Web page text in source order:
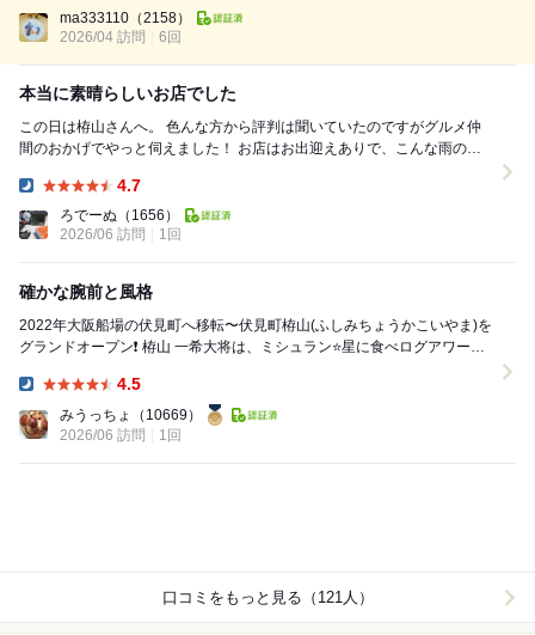
ma333110 （2158）
2026/04 訪問
6回
本当に素晴らしいお店でした
この日は栫山さんへ。 色んな方から評判は聞いていたのですがグルメ仲
間のおかげでやっと伺えました！ お店はお出迎えありで、こんな雨の中
4.7
ろでーぬ （1656）
2026/06 訪問
1回
確かな腕前と風格
2022年大阪船場の伏見町へ移転〜伏見町栫山(ふしみちょうかこいやま)を
グランドオープン❗️ 栫山 一希大将は、ミシュラン⭐️星に食べログアワード
4.5
みうっちょ
（10669）
2026/06 訪問
1回
口コミをもっと見る（121人）